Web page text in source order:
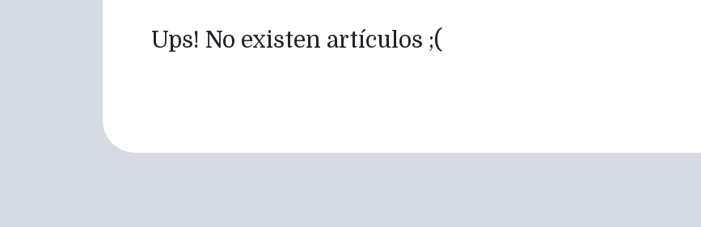
Ups! No existen artículos ;(